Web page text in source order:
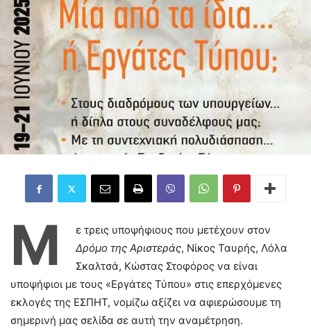
Μ
ε τρεις υποψήφιους που μετέχουν στον
Δρόμο της Aριστεράς, Νίκος Ταυρής, Λόλα
Σκαλτσά, Κώστας Στοφόρος να είναι
υποψήφιοι με τους «Εργάτες Τύπου» στις επερχόμενες
εκλογές της ΕΣΠΗΤ, νομίζω αξίζει να αφιερώσουμε τη
σημερινή μας σελίδα σε αυτή την αναμέτρηση.